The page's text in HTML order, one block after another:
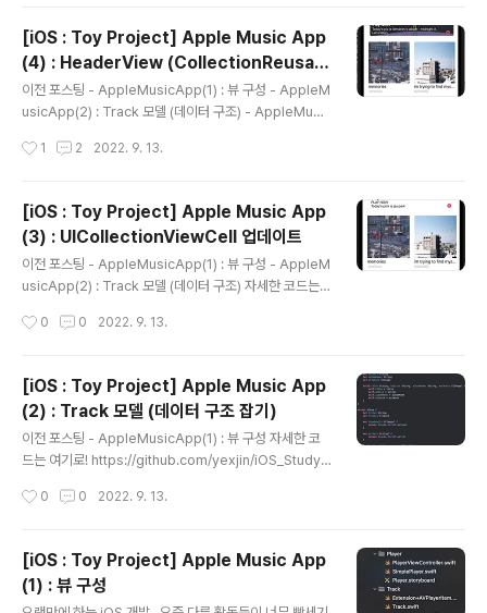
- yexjin/iOS_Study: iOS 토이프로젝트 모음집📱 iOS
토이프로젝트 모음집📱. Contribute to yexjin/iOS_St
udy development by creating an account on Git
Hub. github.com 9..
[iOS : Toy Project] Apple Music App
(4) : HeaderView (CollectionReusabl
eView)
이전 포스팅 - AppleMusicApp(1) : 뷰 구성 - AppleM
usicApp(2) : Track 모델 (데이터 구조) - AppleMusi
여기로! https://github.com/yexjin/iOS_Study/tree/
📱. Contribute to yexjin/iOS_Study development
by creating an account on GitHub. github.com 9/
13 - 이번엔 CollectionReusableView로 만들어뒀던
HeaderView를 마무리지어보겠다!..
1 2 2022. 9. 13.
[iOS : Toy Project] Apple Music App
(3) : UICollectionViewCell 업데이트
이전 포스팅 - AppleMusicApp(1) : 뷰 구성 - AppleM
usicApp(2) : Track 모델 (데이터 구조) 자세한 코드는
main/AppleMusicApp GitHub - yexjin/iOS_Stud
by creating an account on GitHub. github.com 이
전 포스팅에서 TrackModel을 통해 Track 폴더에서 데
이터구조를 완성했었다. 이번 포스팅은 이 모델 객체를 통
해 HomeView의 collection view cell을 업데이트..
0 0 2022. 9. 13.
[iOS : Toy Project] Apple Music App
(2) : Track 모델 (데이터 구조 잡기)
이전 포스팅 - AppleMusicApp(1) : 뷰 구성 자세한 코
드는 여기로! https://github.com/yexjin/iOS_Study/t
tudy: iOS 토이프로젝트 모음집📱 iOS 토이프로젝트 모
om 9/12 오늘은 Track 모델을 구현해봤다! 자세히 말하
면 Track 구조체와 이 Track을 View와 연결해줄 Track
0 0 2022. 9. 13.
[iOS : Toy Project] Apple Music App
(1) : 뷰 구성